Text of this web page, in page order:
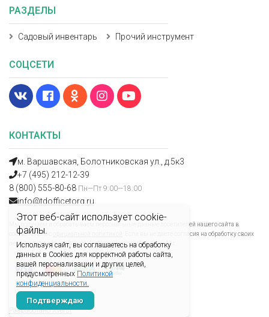
Этот веб-сайт использует cookie-
файлы.
Используя сайт, вы соглашаетесь на обработку
данных в Cookies для корректной работы сайта,
вашей персонализации и других целей,
предусмотренных Политикой
конфиденциальности.
Подтверждаю
КОНТАКТЫ
м. Варшавская, Болотниковская ул., д.5к3
+7 (495) 212-12-39
8 (800) 555-80-68 Пн—Пт 9:00—18:00
info@tdofficetorg.ru
Мы получаем и обрабатываем персональные данные посетителей нашего сайта в
соответствии с
. Если вы не даете согласия на обработку своих
персональных данных, вам необходимо покинуть наш сайт.
Разработано Xverst
РАЗДЕЛЫ
Садовый инвентарь Прочий инструмент
СОЦСЕТИ